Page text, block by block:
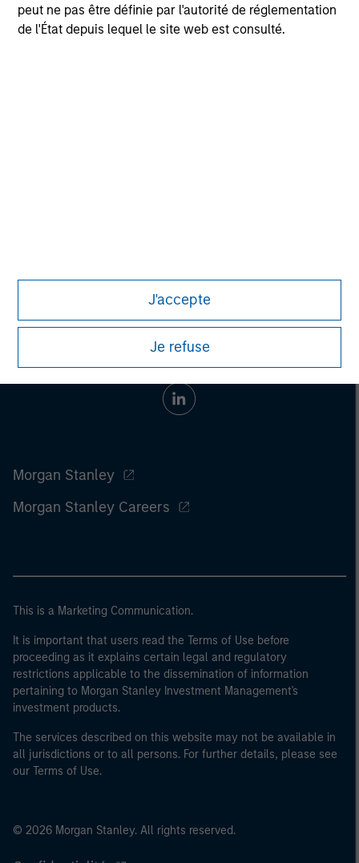
peut ne pas être définie par l'autorité de réglementation
de l'État depuis lequel le site web est consulté.
J'accepte
Je refuse
May not represent all Team Members.
Morgan Stanley
Morgan Stanley Careers
This is a Marketing Communication.
It is important that users read the Terms of Use before
proceeding as it explains certain legal and regulatory
restrictions applicable to the dissemination of information
pertaining to Morgan Stanley Investment Management's
investment products.
The services described on this website may not be available in
all jurisdictions or to all persons. For further details, please see
our Terms of Use.
© 2026 Morgan Stanley. All rights reserved.